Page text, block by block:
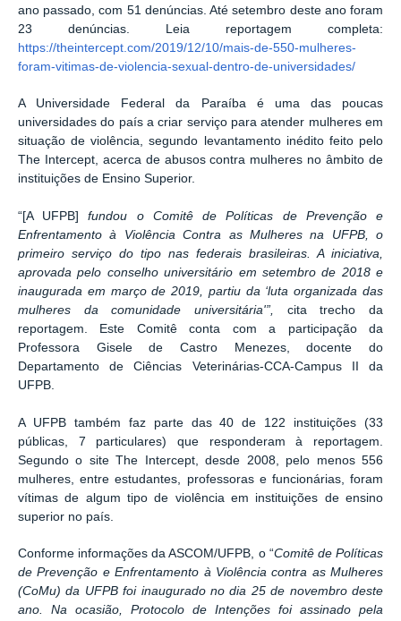
ano passado, com 51 denúncias. Até setembro deste ano foram
23 denúncias. Leia reportagem completa:
https://theintercept.com/2019/12/10/mais-de-550-mulheres-
foram-vitimas-de-violencia-sexual-dentro-de-universidades/
A Universidade Federal da Paraíba é uma das poucas
universidades do país a criar serviço para atender mulheres em
situação de violência, segundo levantamento inédito feito pelo
The Intercept, acerca de abusos contra mulheres no âmbito de
instituições de Ensino Superior.
“[A UFPB]fundou o Comitê de Políticas de Prevenção e
Enfrentamento à Violência Contra as Mulheres na UFPB, o
primeiro serviço do tipo nas federais brasileiras. A iniciativa,
aprovada pelo conselho universitário em setembro de 2018 e
inaugurada em março de 2019, partiu da ‘luta organizada das
mulheres da comunidade universitária'”,
cita trecho da
reportagem. Este Comitê conta com a participação da
Professora Gisele de Castro Menezes, docente do
Departamento de Ciências Veterinárias-CCA-Campus II da
UFPB.
A UFPB também faz parte das 40 de 122 instituições (33
públicas, 7 particulares) que responderam à reportagem.
Segundo o site The Intercept, desde 2008, pelo menos 556
mulheres, entre estudantes, professoras e funcionárias, foram
vítimas de algum tipo de violência em instituições de ensino
superior no país.
Conforme informações da ASCOM/UFPB, o “Comitê de Políticas
de Prevenção e Enfrentamento à Violência contra as Mulheres
(CoMu) da UFPB foi inaugurado no dia 25 de novembro deste
ano. Na ocasião, Protocolo de Intenções foi assinado pela